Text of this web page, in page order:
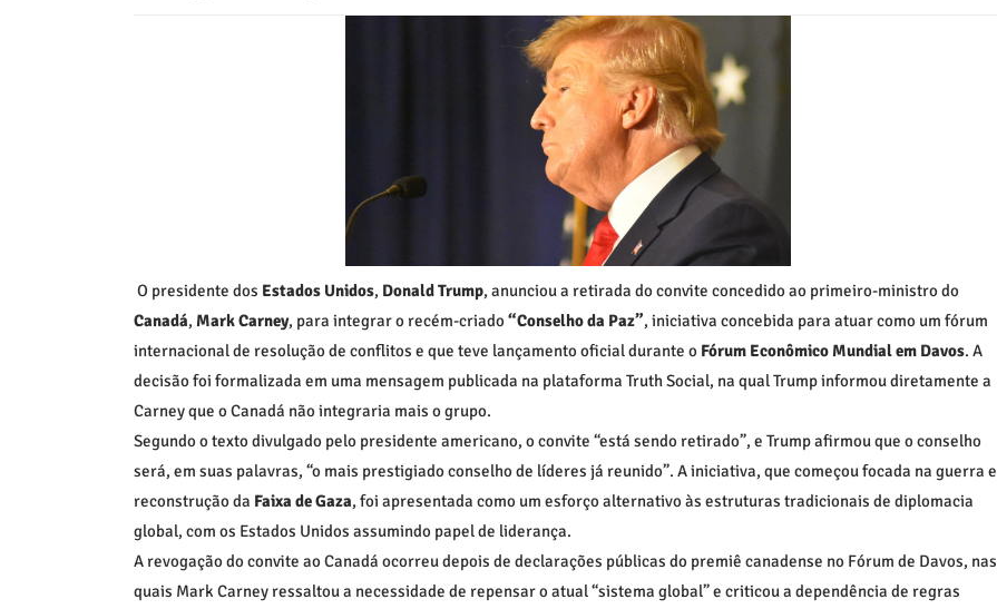
O presidente dos Estados Unidos, Donald Trump, anunciou a retirada do convite concedido ao primeiro-ministro do
Canadá, Mark Carney, para integrar o recém-criado“Conselho da Paz”, iniciativa concebida para atuar como um fórum
internacional de resolução de conflitos e que teve lançamento oficial durante o Fórum Econômico Mundial em Davos. A
decisão foi formalizada em uma mensagem publicada na plataforma Truth Social, na qual Trump informou diretamente a
Carney que o Canadá não integraria mais o grupo.
Segundo o texto divulgado pelo presidente americano, o convite “está sendo retirado”, e Trump afirmou que o conselho
será, em suas palavras, “o mais prestigiado conselho de líderes já reunido”. A iniciativa, que começou focada na guerra e
reconstrução da Faixa de Gaza, foi apresentada como um esforço alternativo às estruturas tradicionais de diplomacia
global, com os Estados Unidos assumindo papel de liderança.
A revogação do convite ao Canadá ocorreu depois de declarações públicas do premiê canadense no Fórum de Davos, nas
quais Mark Carney ressaltou a necessidade de repensar o atual “sistema global” e criticou a dependência de regras